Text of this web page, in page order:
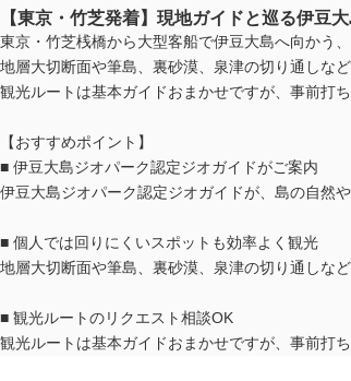
【東京・竹芝発着】現地ガイドと巡る伊豆
東京・竹芝桟橋から大型客船で伊豆大島へ向かう
地層大切断面や筆島、裏砂漠、泉津の切り通しな
観光ルートは基本ガイドおまかせですが、事前打
【おすすめポイント】
■ 伊豆大島ジオパーク認定ジオガイドがご案内
伊豆大島ジオパーク認定ジオガイドが、島の自然
■ 個人では回りにくいスポットも効率よく観光
地層大切断面や筆島、裏砂漠、泉津の切り通しな
■ 観光ルートのリクエスト相談OK
観光ルートは基本ガイドおまかせですが、事前打